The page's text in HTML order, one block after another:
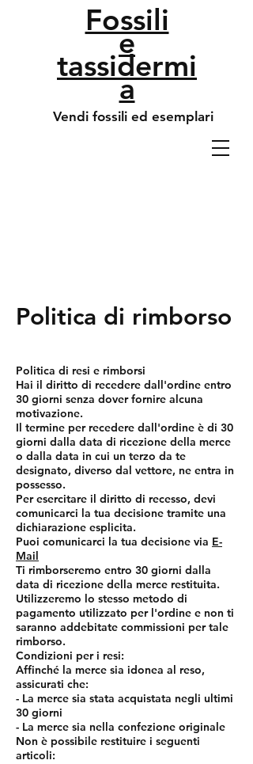
Fossili
e
tassidermi
a
Vendi fossili ed esemplari
Politica di rimborso
Politica di resi e rimborsi
Hai il diritto di recedere dall'ordine entro
30 giorni senza dover fornire alcuna
motivazione.
Il termine per recedere dall'ordine è di 30
giorni dalla data di ricezione della merce
o dalla data in cui un terzo da te
designato, diverso dal vettore, ne entra in
possesso.
Per esercitare il diritto di recesso, devi
comunicarci la tua decisione tramite una
dichiarazione esplicita.
Puoi comunicarci la tua decisione via E-
Mail
Ti rimborseremo entro 30 giorni dalla
data di ricezione della merce restituita.
Utilizzeremo lo stesso metodo di
pagamento utilizzato per l'ordine e non ti
saranno addebitate commissioni per tale
rimborso.
Condizioni per i resi:
Affinché la merce sia idonea al reso,
assicurati che:
- La merce sia stata acquistata negli ultimi
30 giorni
- La merce sia nella confezione originale
Non è possibile restituire i seguenti
articoli: